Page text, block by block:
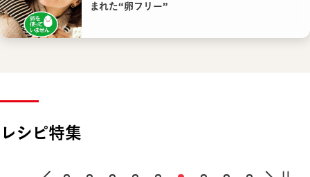
まれた“卵フリー”
レシピ特集